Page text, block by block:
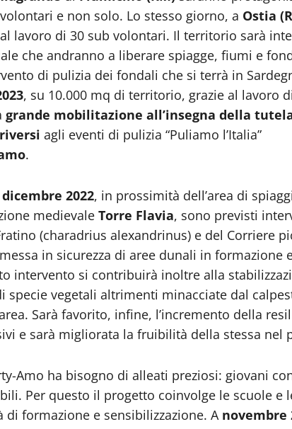
e non solo. Lo stesso giorno, a Ostia
lavoro di 30 sub volontari. Il territorio sarà
che andranno a liberare spiagge, fiumi e
di pulizia dei fondali che si terrà in
, su 10.000 mq di territorio, grazie al lavoro
grande mobilitazione all’insegna della
agli eventi di pulizia “Puliamo l’Italia”
.
dicembre 2022, in prossimità dell’area di
medievale Torre Flavia, sono previsti
(charadrius alexandrinus) e del Corriere
in sicurezza di aree dunali in formazione
intervento si contribuirà inoltre alla
specie vegetali altrimenti minacciate dal
Sarà favorito, infine, l’incremento della
e sarà migliorata la fruibilità della stessa nel
Amo ha bisogno di alleati preziosi: giovani
Per questo il progetto coinvolge le scuole e
formazione e sensibilizzazione. A novembre